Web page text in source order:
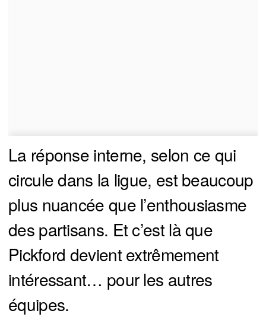
La réponse interne, selon ce qui
circule dans la ligue, est beaucoup
plus nuancée que l’enthousiasme
des partisans. Et c’est là que
Pickford devient extrêmement
intéressant… pour les autres
équipes.